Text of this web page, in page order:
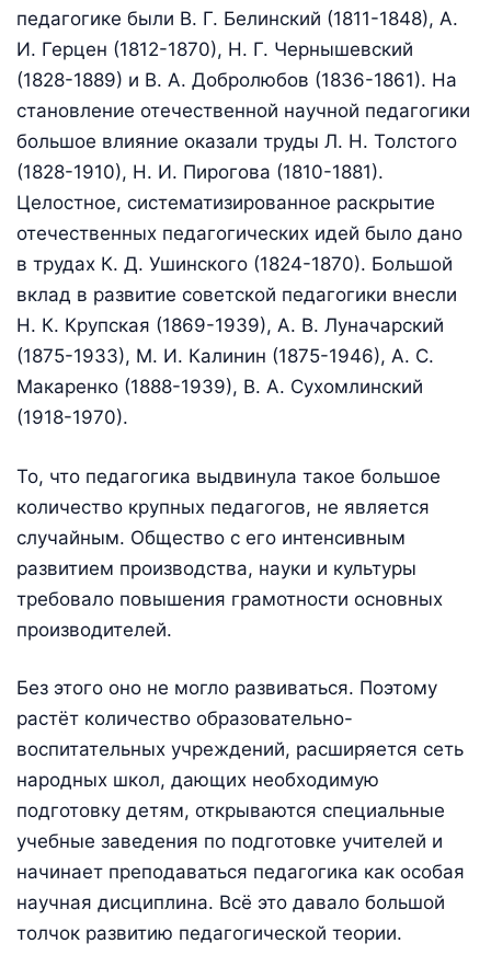
педагогике были В. Г. Белинский (1811-1848), А.
И. Герцен (1812-1870), Н. Г. Чернышевский
(1828-1889) и В. А. Добролюбов (1836-1861). На
становление отечественной научной педагогики
большое влияние оказали труды Л. Н. Толстого
(1828-1910), Н. И. Пирогова (1810-1881).
Целостное, систематизированное раскрытие
отечественных педагогических идей было дано
в трудах К. Д. Ушинского (1824-1870). Большой
вклад в развитие советской педагогики внесли
Н. К. Крупская (1869-1939), А. В. Луначарский
(1875-1933), М. И. Калинин (1875-1946), А. С.
Макаренко (1888-1939), В. А. Сухомлинский
(1918-1970).
То, что педагогика выдвинула такое большое
количество крупных педагогов, не является
случайным. Общество с его интенсивным
развитием производства, науки и культуры
требовало повышения грамотности основных
производителей.
Без этого оно не могло развиваться. Поэтому
растёт количество образовательно-
воспитательных учреждений, расширяется сеть
народных школ, дающих необходимую
подготовку детям, открываются специальные
учебные заведения по подготовке учителей и
начинает преподаваться педагогика как особая
научная дисциплина. Всё это давало большой
толчок развитию педагогической теории.